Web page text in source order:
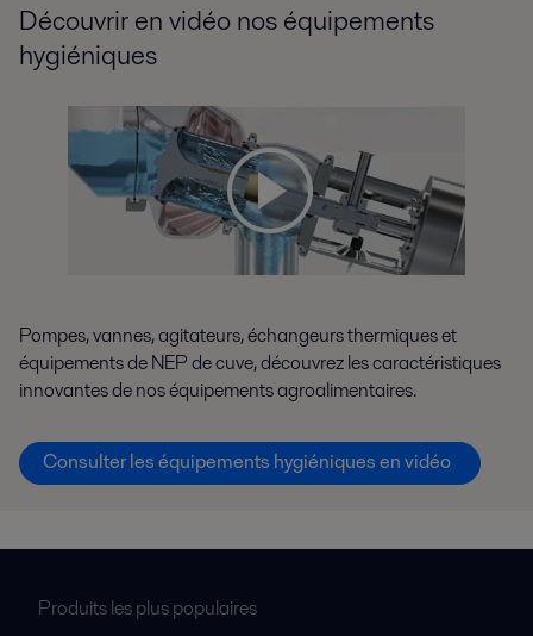
Découvrir en vidéo nos équipements
hygiéniques
Pompes, vannes, agitateurs, échangeurs thermiques et
équipements de NEP de cuve, découvrez les caractéristiques
innovantes de nos équipements agroalimentaires.
Consulter les équipements hygiéniques en vidéo
Produits les plus populaires